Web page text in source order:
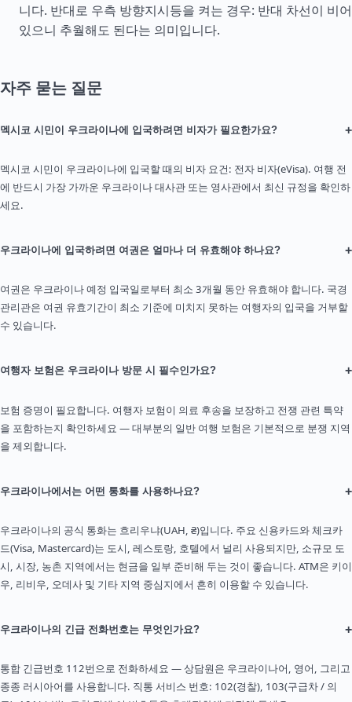
니다. 반대로 우측 방향지시등을 켜는 경우: 반대 차선이 비어
있으니 추월해도 된다는 의미입니다.
자주 묻는 질문
멕시코 시민이 우크라이나에 입국하려면 비자가 필요한가요? +
멕시코 시민이 우크라이나에 입국할 때의 비자 요건: 전자 비자(eVisa). 여행 전
에 반드시 가장 가까운 우크라이나 대사관 또는 영사관에서 최신 규정을 확인하
세요.
우크라이나에 입국하려면 여권은 얼마나 더 유효해야 하나요? +
여권은 우크라이나 예정 입국일로부터 최소 3개월 동안 유효해야 합니다. 국경
관리관은 여권 유효기간이 최소 기준에 미치지 못하는 여행자의 입국을 거부할
수 있습니다.
여행자 보험은 우크라이나 방문 시 필수인가요? +
보험 증명이 필요합니다. 여행자 보험이 의료 후송을 보장하고 전쟁 관련 특약
을 포함하는지 확인하세요 — 대부분의 일반 여행 보험은 기본적으로 분쟁 지역
을 제외합니다.
우크라이나에서는 어떤 통화를 사용하나요? +
우크라이나의 공식 통화는 흐리우냐(UAH, ₴)입니다. 주요 신용카드와 체크카
드(Visa, Mastercard)는 도시, 레스토랑, 호텔에서 널리 사용되지만, 소규모 도
시, 시장, 농촌 지역에서는 현금을 일부 준비해 두는 것이 좋습니다. ATM은 키이
우, 리비우, 오데사 및 기타 지역 중심지에서 흔히 이용할 수 있습니다.
우크라이나의 긴급 전화번호는 무엇인가요? +
통합 긴급번호 112번으로 전화하세요 — 상담원은 우크라이나어, 영어, 그리고
종종 러시아어를 사용합니다. 직통 서비스 번호: 102(경찰), 103(구급차 / 의